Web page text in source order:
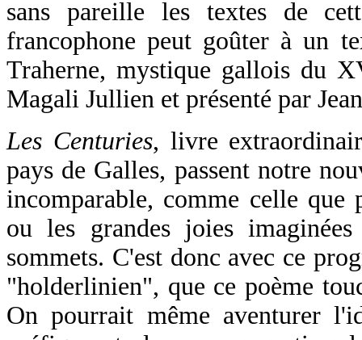
sans pareille les textes de
francophone peut goûter à un
Traherne, mystique gallois du
Magali Jullien et présenté par
Les Centuries, livre
pays de Galles, passent notre
incomparable, comme celle
ou les grandes joies
sommets. C'est donc avec ce
"holderlinien", que ce poème
On pourrait même aventurer